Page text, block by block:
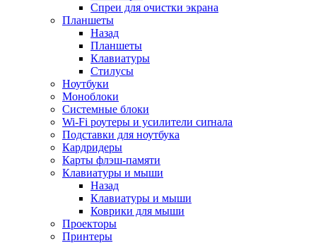
Спреи для очистки экрана
Планшеты
Назад
Планшеты
Клавиатуры
Стилусы
Ноутбуки
Моноблоки
Системные блоки
Wi-Fi роутеры и усилители сиrнала
Подставки для ноутбука
Кардридеры
Карты флэш-памяти
Клавиатуры и мыши
Назад
Клавиатуры и мыши
Коврики для мыши
Проекторы
Принтеры